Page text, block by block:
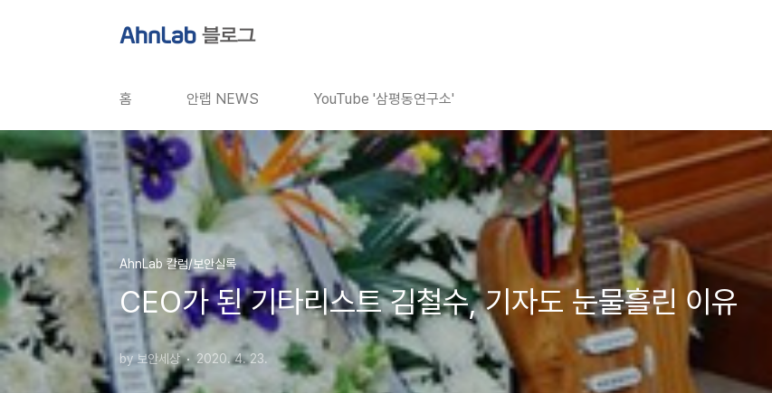
홈 안랩 NEWS YouTube '삼평동연구소'
AhnLab 칼럼/보안실록
CEO가 된 기타리스트 김철수, 기자도 눈물흘린 이유
by 보안세상 2020. 4. 23.